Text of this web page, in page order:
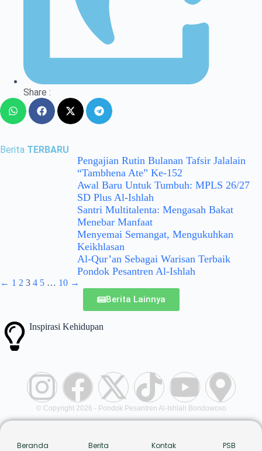
Share :
Berita TERBARU
Pengajian Rutin Bulanan Tafsir Jalalain
“Tambhena Ate” Ke-152
Awal Baru Untuk Tumbuh: MPLS 26/27
SD Plus Al-Ishlah
Santri Multitalenta: Mengasah Bakat
Menebar Manfaat
Menyemai Semangat, Mengukuhkan
Keikhlasan
Al-Qur’an Sebagai Warisan Terbaik
Pondok Pesantren Al-Ishlah
← 1 2 3 4 5 … 10 →
Berita Lainnya
Inspirasi Kehidupan
© Copyright 2026 - Pondok Pesantren Al-Ishlah Bondowoso
Beranda Berita Kontak PSB